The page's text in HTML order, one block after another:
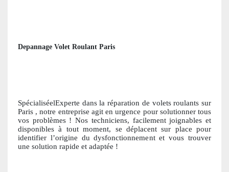
Depannage Volet Roulant Paris
SpécialiséelExperte dans la réparation de volets roulants sur
Paris , notre entreprise agit en urgence pour solutionner tous
vos problèmes ! Nos techniciens, facilement joignables et
disponibles à tout moment, se déplacent sur place pour
identifier l’origine du dysfonctionnement et vous trouver
une solution rapide et adaptée !